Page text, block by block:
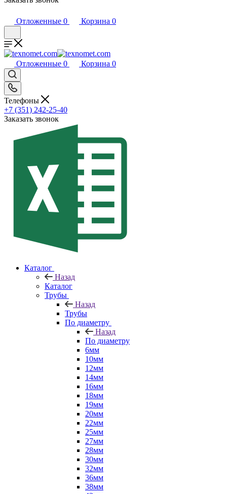
Отложенные 0 Корзина 0
Отложенные 0 Корзина 0
Телефоны
+7 (351) 242-25-40
Заказать звонок
Каталог
Назад
Каталог
Трубы
Назад
Трубы
По диаметру
Назад
По диаметру
6мм
10мм
12мм
14мм
16мм
18мм
19мм
20мм
22мм
25мм
27мм
28мм
30мм
32мм
36мм
38мм